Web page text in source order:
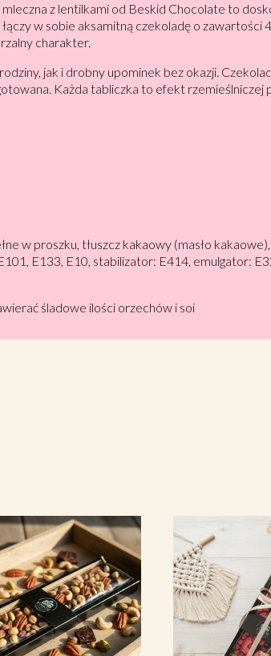
z lentilkami od Beskid Chocolate to
w sobie aksamitną czekoladę o
charakter.
jak i drobny upominek bez okazji.
Każda tabliczka to efekt
w proszku, tłuszcz kakaowy (masło
E133, E10, stabilizator: E414, emulgator:
śladowe ilości orzechów i soi